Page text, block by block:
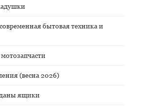
бытовая техника и
(весна 2026)
ящики